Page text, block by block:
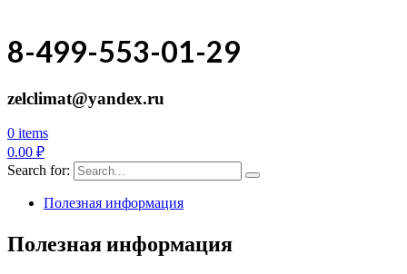
8-499-553-01-29
zelclimat@yandex.ru
0 items
0.00 ₽
Search for:
Полезная информация
Полезная информация